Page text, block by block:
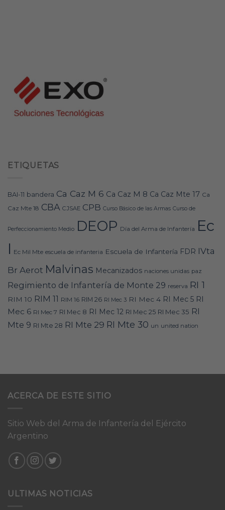
ETIQUETAS
BAI-11 bandera Ca Caz M 6 Ca Caz M 8 Ca Caz Mte 17 Ca
Caz Mte 18 CBA CJSAE CPB Curso Básico de las Armas Curso de
Perfeccionamiento Medio DEOP Día del Arma de Infantería Ec
I Ec Mil Mte escuela de infanteria Escuela de Infantería FDR IVta
Br Aerot Malvinas Mecanizados naciones unidas paz
Regimiento de Infantería de Monte 29 reserva RI 1
RIM 10 RIM 11 RIM 16 RIM 26 RI Mec 3 RI Mec 4 RI Mec 5 RI
Mec 6 RI Mec 7 RI Mec 8 RI Mec 12 RI Mec 25 RI Mec 35 RI
Mte 9 RI Mte 28 RI Mte 29 RI Mte 30 un united nation
ACERCA DE ESTE SITIO
Sitio Web del Arma de Infantería del Ejército
Argentino
ULTIMAS NOTICIAS